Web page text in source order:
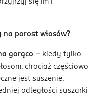
się im i
na porost włosów?
gorąco – kiedy tylko
chociaż częściowo
jest suszenie,
odległości suszarki